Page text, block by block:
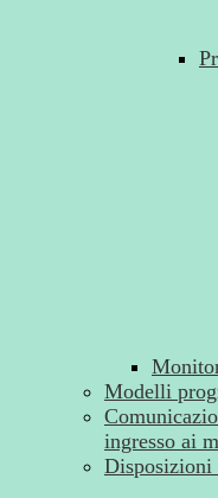
Modelli
ingresso ai
Disposizioni